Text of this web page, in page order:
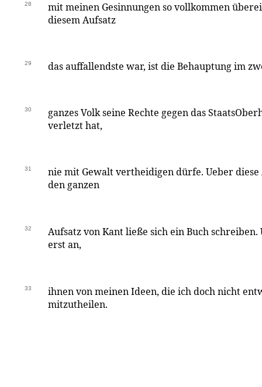
28
mit meinen Gesinnungen so vollkommen
diesem Aufsatz
29 das auffallendste war, ist die Behauptung im
30
ganzes Volk seine Rechte gegen das
verletzt hat,
31
nie mit Gewalt vertheidigen dürfe. Ueber
den ganzen
32
Aufsatz von Kant ließe sich ein Buch
erst an,
33
ihnen von meinen Ideen, die ich doch nicht
mitzutheilen.